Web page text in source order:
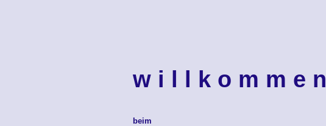
w i l l k o m m e n
beim